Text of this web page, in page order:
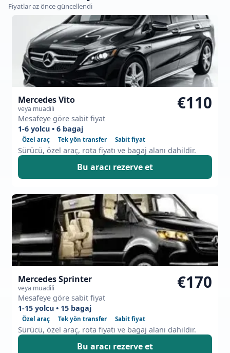
Fiyatlar az önce güncellendi
Mercedes Vito
veya muadili
Mesafeye göre sabit fiyat
€110
1-6 yolcu • 6 bagaj
Özel araç Tek yön transfer Sabit fiyat
Sürücü, özel araç, rota fiyatı ve bagaj alanı dahildir.
Bu aracı rezerve et
Mercedes Sprinter
veya muadili
Mesafeye göre sabit fiyat
€170
1-15 yolcu • 15 bagaj
Özel araç Tek yön transfer Sabit fiyat
Sürücü, özel araç, rota fiyatı ve bagaj alanı dahildir.
Bu aracı rezerve et